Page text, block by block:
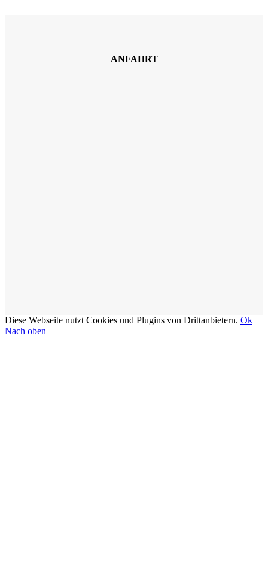
ANFAHRT
Diese Webseite nutzt Cookies und Plugins von Drittanbietern. Ok
Nach oben